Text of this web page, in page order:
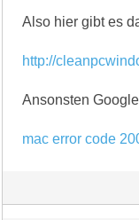
Also hier gibt es
http://
Ansonsten Google
mac error code